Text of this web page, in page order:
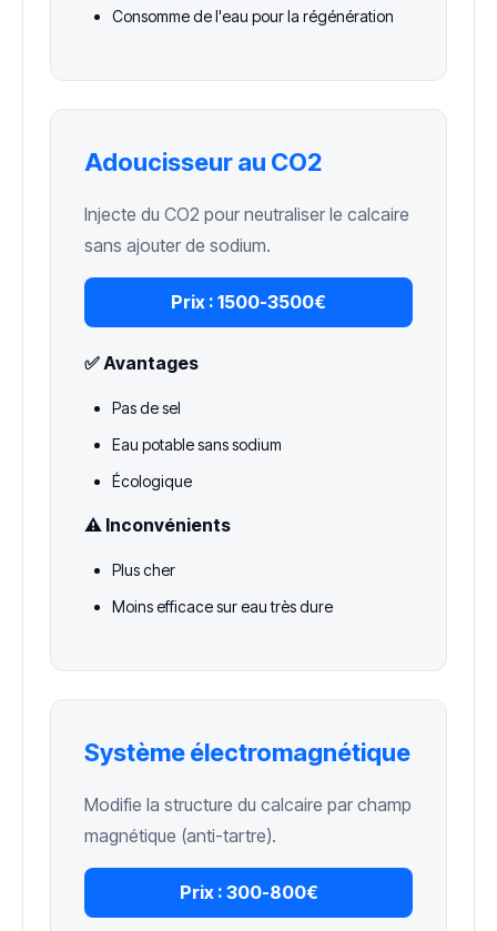
Consomme de l'eau pour la régénération
Adoucisseur au CO2
Injecte du CO2 pour neutraliser le calcaire
sans ajouter de sodium.
Prix : 1500-3500€
✅ Avantages
Pas de sel
Eau potable sans sodium
Écologique
⚠️ Inconvénients
Plus cher
Moins efficace sur eau très dure
Système électromagnétique
Modifie la structure du calcaire par champ
magnétique (anti-tartre).
Prix : 300-800€